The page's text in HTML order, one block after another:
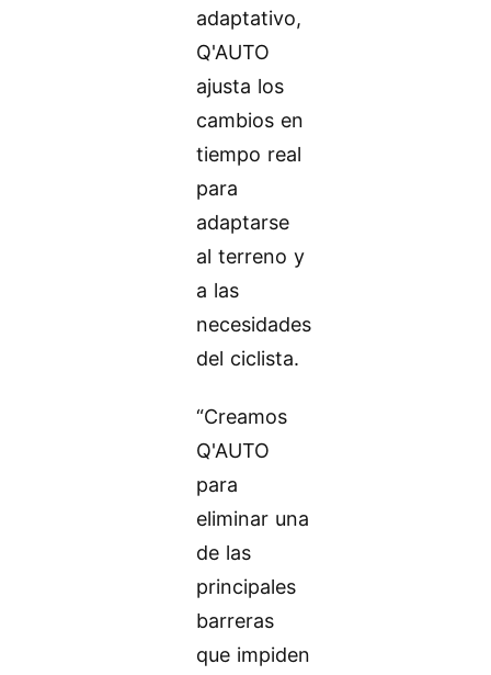
adaptativo,
Q'AUTO
ajusta los
cambios en
tiempo real
para
adaptarse
al terreno y
a las
necesidades
del ciclista.
“Creamos
Q'AUTO
para
eliminar una
de las
principales
barreras
que impiden